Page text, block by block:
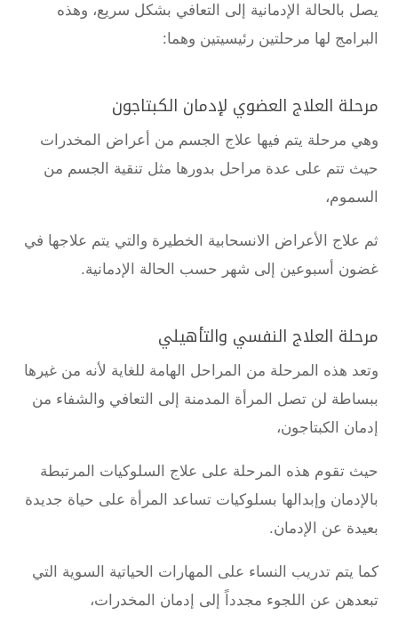
يصل بالحالة الإدمانية إلى التعافي بشكل سريع، وهذه
البرامج لها مرحلتين رئيسيتين وهما:
مرحلة العلاج العضوي لإدمان الكبتاجون
وهي مرحلة يتم فيها علاج الجسم من أعراض المخدرات
حيث تتم على عدة مراحل بدورها مثل تنقية الجسم من
السموم،
ثم علاج الأعراض الانسحابية الخطيرة والتي يتم علاجها في
غضون أسبوعين إلى شهر حسب الحالة الإدمانية.
مرحلة العلاج النفسي والتأهيلي
وتعد هذه المرحلة من المراحل الهامة للغاية لأنه من غيرها
ببساطة لن تصل المرأة المدمنة إلى التعافي والشفاء من
إدمان الكبتاجون،
حيث تقوم هذه المرحلة على علاج السلوكيات المرتبطة
بالإدمان وإبدالها بسلوكيات تساعد المرأة على حياة جديدة
بعيدة عن الإدمان.
كما يتم تدريب النساء على المهارات الحياتية السوية التي
تبعدهن عن اللجوء مجدداً إلى إدمان المخدرات،